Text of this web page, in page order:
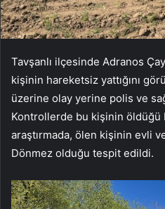
Tavşanlı ilçesinde Adranos
kişinin hareketsiz yattığını
üzerine olay yerine polis ve
Kontrollerde bu kişinin öldüğü
araştırmada, ölen kişinin evli
Dönmez olduğu tespit edildi.